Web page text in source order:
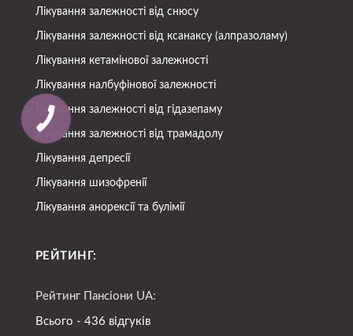
Лікування залежності від снюсу
Лікування залежності від ксанаксу (алпразоламу)
Лікування кетамінової залежності
Лікування налбуфінової залежності
Лікування залежності від гідазепаму
Лікування залежності від трамадолу
Лікування депресії
Лікування шизофренії
Лікування анорексії та булімії
РЕЙТИНГ:
Рейтинг Пансіони UA:
Всього - 436 відгуків